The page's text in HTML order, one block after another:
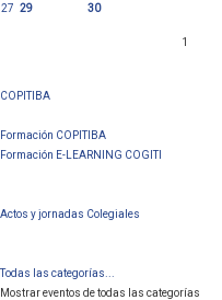
27 29 30
1
COPITIBA
Formación COPITIBA
Formación E-LEARNING COGITI
Actos y jornadas Colegiales
Todas las categorías...
Mostrar eventos de todas las categorías